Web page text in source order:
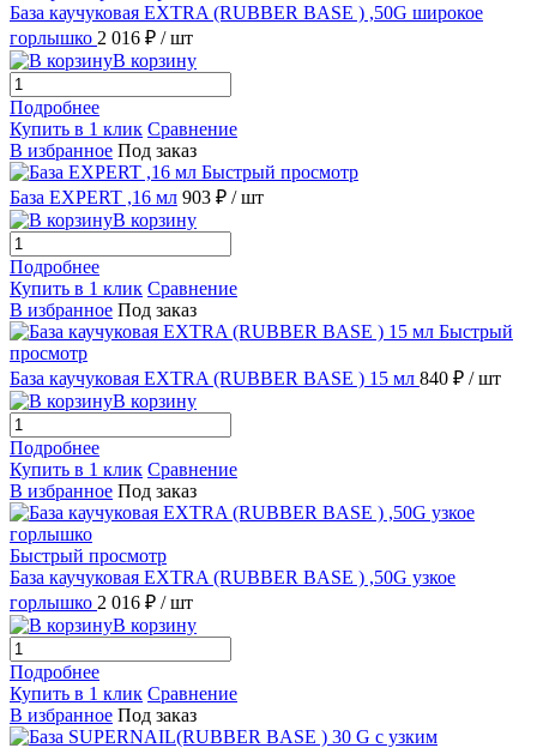
База каучуковая EXTRA (RUBBER BASE ) ,50G широкое
горлышко 2 016 ₽ / шт
В корзину
Подробнее
Купить в 1 клик Сравнение
В избранное Под заказ
Быстрый просмотр
База EXPERT ,16 мл 903 ₽ / шт
В корзину
Подробнее
Купить в 1 клик Сравнение
В избранное Под заказ
Быстрый
просмотр
База каучуковая EXTRA (RUBBER BASE ) 15 мл 840 ₽ / шт
В корзину
Подробнее
Купить в 1 клик Сравнение
В избранное Под заказ
Быстрый просмотр
База каучуковая EXTRA (RUBBER BASE ) ,50G узкое
горлышко 2 016 ₽ / шт
В корзину
Подробнее
Купить в 1 клик Сравнение
В избранное Под заказ